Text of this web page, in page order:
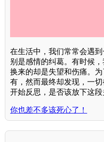
在生活中，我们常常会遇
别是感情的纠葛。有时候
换来的却是失望和伤痛。
有，然而最终却发现，一
开始反思，是否该放下这段
你也差不多该死心了！